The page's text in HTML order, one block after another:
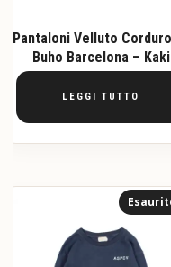
Pantaloni Velluto
Buho Barcelona – Kaki
LEGGI TUTTO